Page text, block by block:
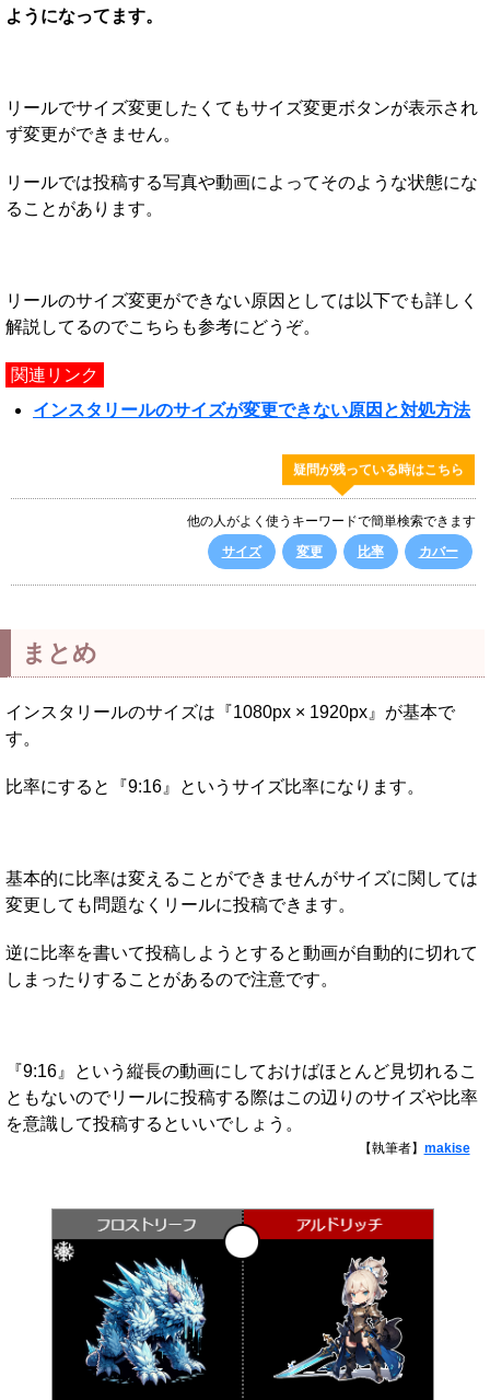
ようになってます。
リールでサイズ変更したくてもサイズ変更ボタンが表示され
ず変更ができません。
リールでは投稿する写真や動画によってそのような状態にな
ることがあります。
リールのサイズ変更ができない原因としては以下でも詳しく
解説してるのでこちらも参考にどうぞ。
関連リンク
インスタリールのサイズが変更できない原因と対処方法
疑問が残っている時はこちら
他の人がよく使うキーワードで簡単検索できます
サイズ
変更 比率 カバー
まとめ
インスタリールのサイズは『1080px × 1920px』が基本で
す。
比率にすると『9:16』というサイズ比率になります。
基本的に比率は変えることができませんがサイズに関しては
変更しても問題なくリールに投稿できます。
逆に比率を書いて投稿しようとすると動画が自動的に切れて
しまったりすることがあるので注意です。
『9:16』という縦長の動画にしておけばほとんど見切れるこ
ともないのでリールに投稿する際はこの辺りのサイズや比率
を意識して投稿するといいでしょう。
【執筆者】 makise